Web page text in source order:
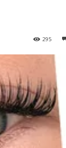
295